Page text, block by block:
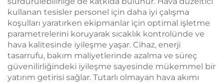
kullanan tesisler personel için daha iyi çalışma
koşulları yaratırken ekipmanlar için optimal işletme
parametrelerini koruyarak sıcaklık kontrolünde ve
hava kalitesinde iyileşme yaşar. Cihaz, enerji
tasarrufu, bakım maliyetlerinde azalma ve süreç
güvenilirliğindeki iyileşme sayesinde mükemmel bir
yatırım getirisi sağlar. Tutarlı olmayan hava akımı